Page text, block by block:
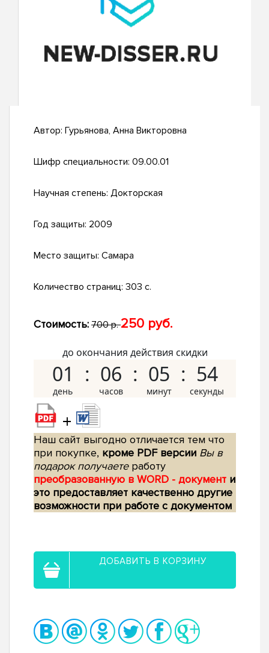
Автор: Гурьянова, Анна Викторовна
Шифр специальности: 09.00.01
Научная степень: Докторская
Год защиты: 2009
Место защиты: Самара
Количество страниц: 303 с.
Стоимость: 700 р.250 руб.
до окончания действия скидки
01 06 05 53
+
Наш сайт выгодно отличается тем что
при покупке, кроме PDF версии Вы в
подарок получаетеработу
преобразованную в WORD - документ и
это предоставляет качественно другие
возможности при работе с документом
ДОБАВИТЬ В КОРЗИНУ